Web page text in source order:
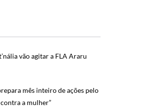
vão agitar a FLA Araru
mês inteiro de ações pelo
a mulher”